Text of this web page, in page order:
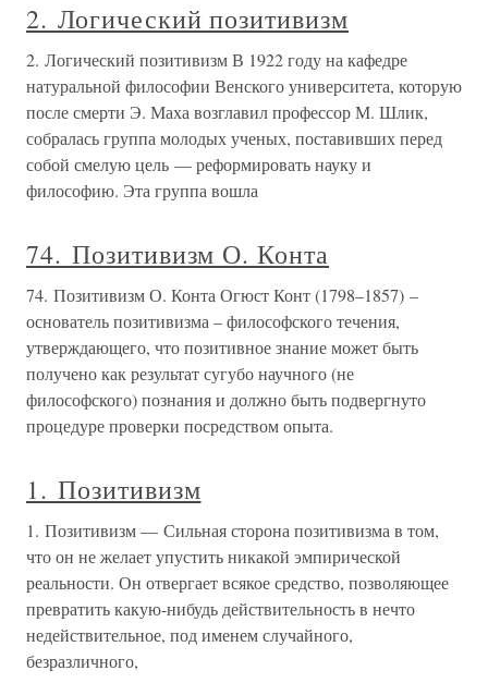
2. Логический позитивизм
2. Логический позитивизм В 1922 году на кафедре
натуральной философии Венского университета, которую
после смерти Э. Маха возглавил профессор М. Шлик,
собралась группа молодых ученых, поставивших перед
собой смелую цель — реформировать науку и
философию. Эта группа вошла
74. Позитивизм О. Конта
74. Позитивизм О. Конта Огюст Конт (1798–1857) –
основатель позитивизма – философского течения,
утверждающего, что позитивное знание может быть
получено как результат сугубо научного (не
философского) познания и должно быть подвергнуто
процедуре проверки посредством опыта.
1. Позитивизм
1. Позитивизм — Сильная сторона позитивизма в том,
что он не желает упустить никакой эмпирической
реальности. Он отвергает всякое средство, позволяющее
превратить какую-нибудь действительность в нечто
недействительное, под именем случайного,
безразличного,